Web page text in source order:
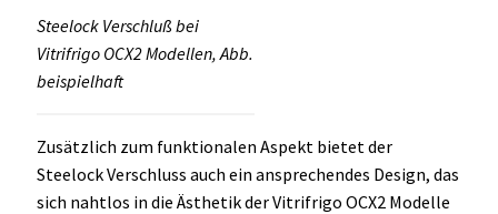
Steelock Verschluß bei
Vitrifrigo OCX2 Modellen, Abb.
beispielhaft
Zusätzlich zum funktionalen Aspekt bietet der
Steelock Verschluss auch ein ansprechendes Design, das
sich nahtlos in die Ästhetik der Vitrifrigo OCX2 Modelle